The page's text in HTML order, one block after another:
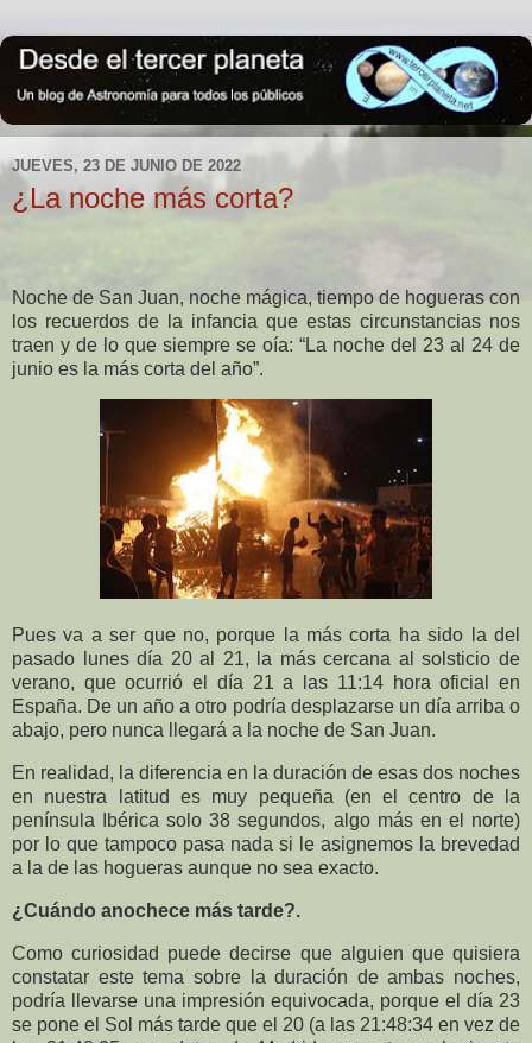
JUEVES, 23 DE JUNIO DE 2022
¿La noche más corta?
Noche de San Juan, noche mágica, tiempo de hogueras con
los recuerdos de la infancia que estas circunstancias nos
traen y de lo que siempre se oía: “La noche del 23 al 24 de
junio es la más corta del año”.
Pues va a ser que no, porque la más corta ha sido la del
pasado lunes día 20 al 21, la más cercana al solsticio de
verano, que ocurrió el día 21 a las 11:14 hora oficial en
España. De un año a otro podría desplazarse un día arriba o
abajo, pero nunca llegará a la noche de San Juan.
En realidad, la diferencia en la duración de esas dos noches
en nuestra latitud es muy pequeña (en el centro de la
península Ibérica solo 38 segundos, algo más en el norte)
por lo que tampoco pasa nada si le asignemos la brevedad
a la de las hogueras aunque no sea exacto.
¿Cuándo anochece más tarde?.
Como curiosidad puede decirse que alguien que quisiera
constatar este tema sobre la duración de ambas noches,
podría llevarse una impresión equivocada, porque el día 23
se pone el Sol más tarde que el 20 (a las 21:48:34 en vez de